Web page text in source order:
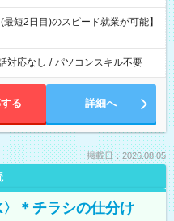
短2日目)のスピード就業が可能】
対応なし / パソコンスキル不要
る 詳細へ
掲載日：2026.08.05
〉＊チラシの仕分け